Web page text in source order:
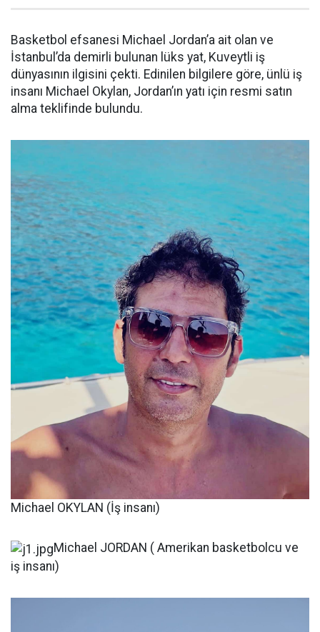
Basketbol efsanesi Michael Jordan’a ait olan ve
İstanbul’da demirli bulunan lüks yat, Kuveytli iş
dünyasının ilgisini çekti. Edinilen bilgilere göre, ünlü iş
insanı Michael Okylan, Jordan’ın yatı için resmi satın
alma teklifinde bulundu.
Michael OKYLAN (İş insanı)
Michael JORDAN ( Amerikan basketbolcu ve
iş insanı)